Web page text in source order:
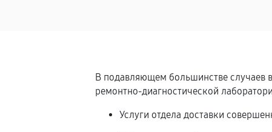
В подавляющем большинстве случаев
ремонтно-диагностической
Услуги отдела доставки